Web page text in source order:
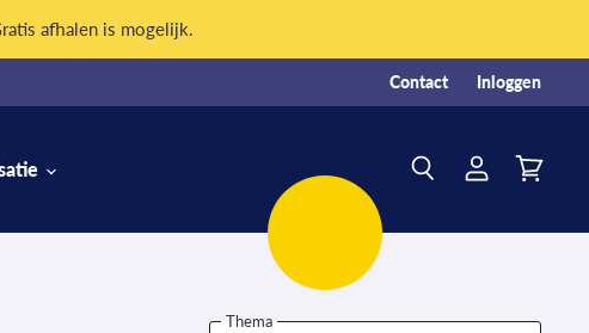
afhalen is mogelijk.
Contact Inloggen
Thema